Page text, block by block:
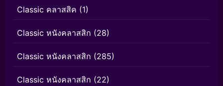
Classic คลาสสิค (1)
Classic หนังคลาสสิก (28)
Classic หนังคลาสสิก (285)
Classic หนังคลาสสิก (22)